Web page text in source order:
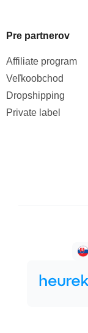
Pre partnerov
Affiliate program
Veľkoobchod
Dropshipping
Private label